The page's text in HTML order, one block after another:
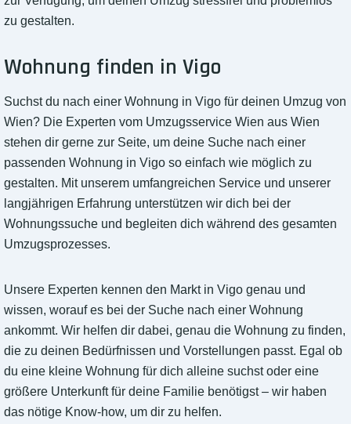
zu gestalten.
Wohnung finden in Vigo
Suchst du nach einer Wohnung in Vigo für deinen Umzug von
Wien? Die Experten vom Umzugsservice Wien aus Wien
stehen dir gerne zur Seite, um deine Suche nach einer
passenden Wohnung in Vigo so einfach wie möglich zu
gestalten. Mit unserem umfangreichen Service und unserer
langjährigen Erfahrung unterstützen wir dich bei der
Wohnungssuche und begleiten dich während des gesamten
Umzugsprozesses.
Unsere Experten kennen den Markt in Vigo genau und
wissen, worauf es bei der Suche nach einer Wohnung
ankommt. Wir helfen dir dabei, genau die Wohnung zu finden,
die zu deinen Bedürfnissen und Vorstellungen passt. Egal ob
du eine kleine Wohnung für dich alleine suchst oder eine
größere Unterkunft für deine Familie benötigst – wir haben
das nötige Know-how, um dir zu helfen.